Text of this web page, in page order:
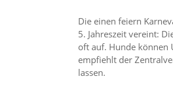
Die einen feiern
5. Jahreszeit vereint:
oft auf. Hunde können
empfiehlt der
lassen.